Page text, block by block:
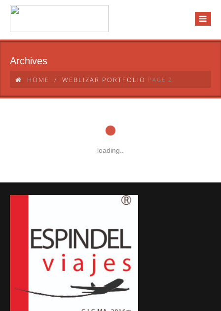
Archives
HOME WEBLIZAR PORTFOLIO PAGE 2
loading..